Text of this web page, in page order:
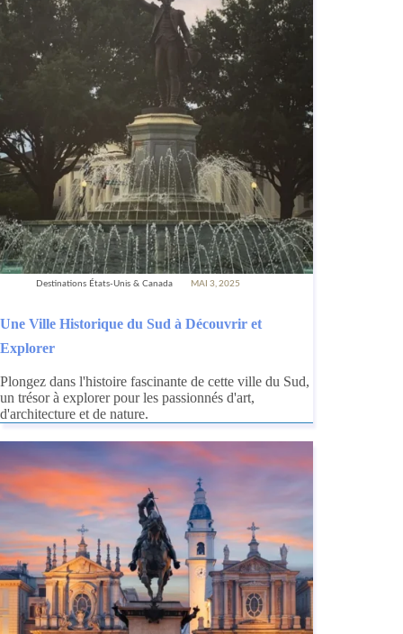
Destinations États-Unis & Canada MAI 3, 2025
Une Ville Historique du Sud à Découvrir et
Explorer
Plongez dans l'histoire fascinante de cette ville du Sud,
un trésor à explorer pour les passionnés d'art,
d'architecture et de nature.